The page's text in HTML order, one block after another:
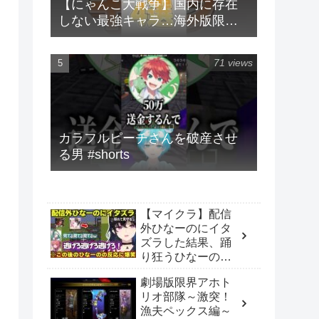
【にゃんこ大戦争】国内に存在
しない最強キャラ…海外版限定
キャラ4選！！【にゃんこ大戦争
ゆっくり解説】#shorts
カラフルピーチさんを破産させ
る男 #shorts
71 views
【マイクラ】配信
外ひなーのにイタ
ズラした結果、踊
り狂うひなーのに
かりんに箱内企画
のアドバイスをす
るべにｗｗｗ【一
劇場版限界アホト
リオ部隊～激突！
漁夫ペックス編～